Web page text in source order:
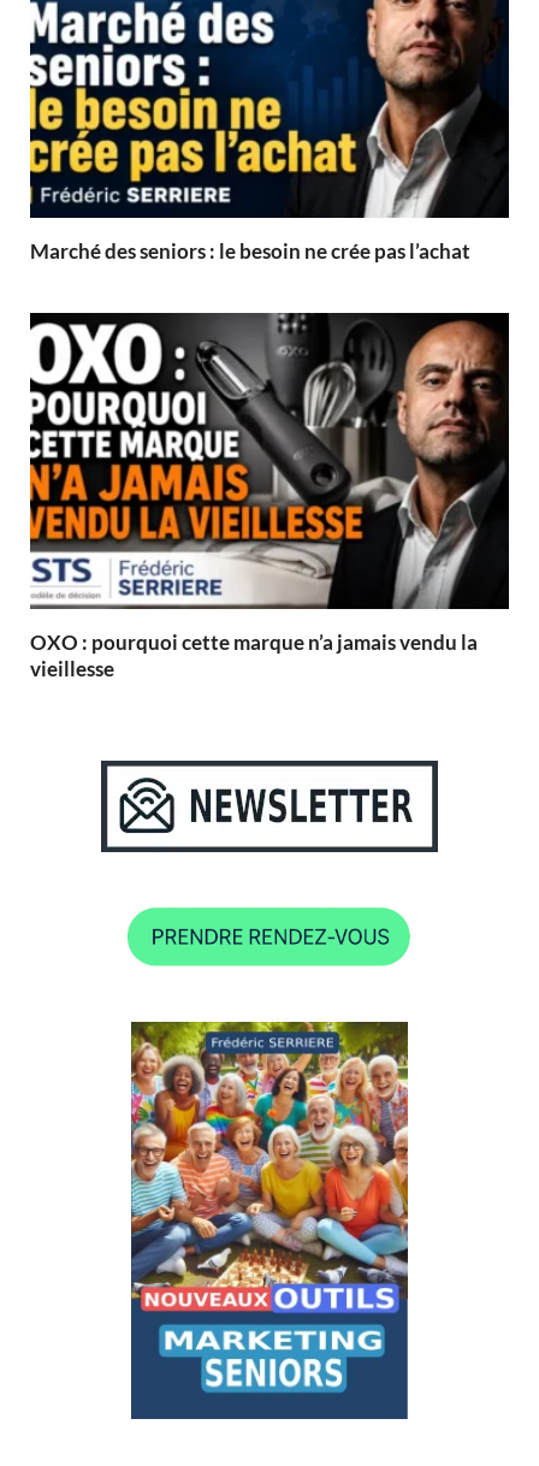
Marché des seniors : le besoin ne crée pas l’achat
OXO : pourquoi cette marque n’a jamais vendu la
vieillesse